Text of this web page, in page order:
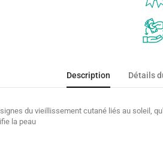
Description Détails
du vieillissement cutané liés au
la peau